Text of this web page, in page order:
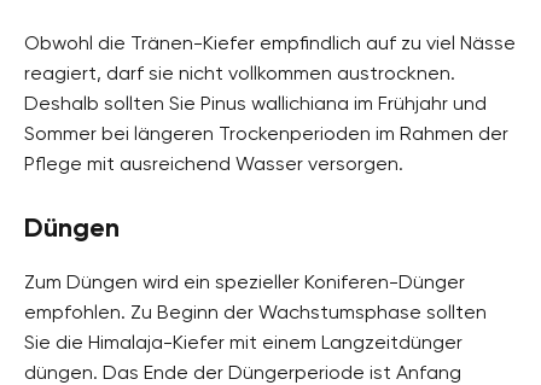
Obwohl die Tränen-Kiefer empfindlich auf zu viel Nässe
reagiert, darf sie nicht vollkommen austrocknen.
Deshalb sollten Sie Pinus wallichiana im Frühjahr und
Sommer bei längeren Trockenperioden im Rahmen der
Pflege mit ausreichend Wasser versorgen.
Düngen
Zum Düngen wird ein spezieller Koniferen-Dünger
empfohlen. Zu Beginn der Wachstumsphase sollten
Sie die Himalaja-Kiefer mit einem Langzeitdünger
düngen. Das Ende der Düngerperiode ist Anfang